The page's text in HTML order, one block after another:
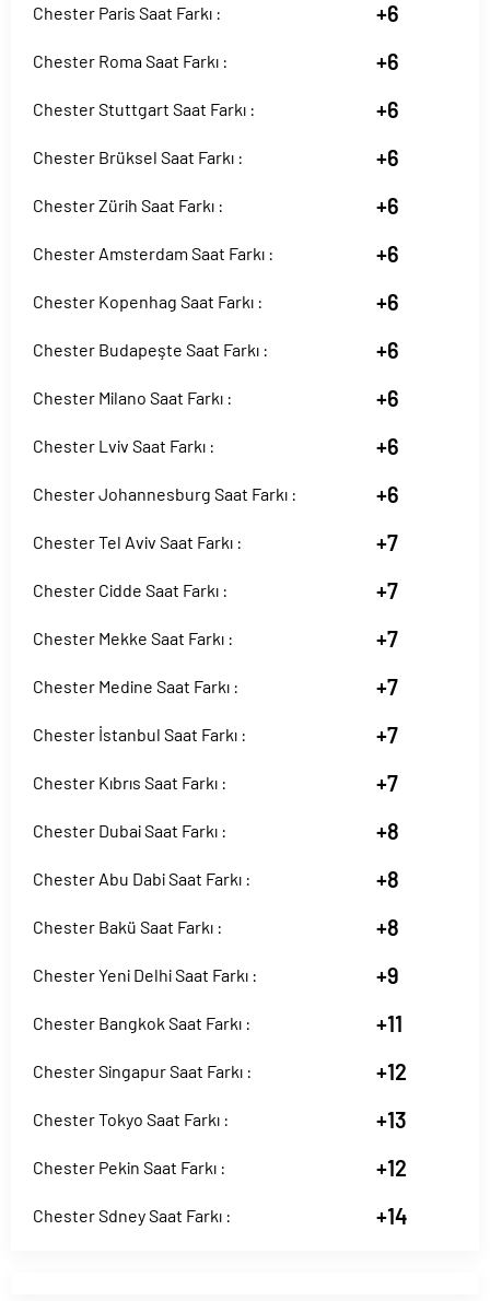
Chester Paris Saat Farkı : +6
Chester Roma Saat Farkı : +6
Chester Stuttgart Saat Farkı : +6
Chester Brüksel Saat Farkı : +6
Chester Zürih Saat Farkı : +6
Chester Amsterdam Saat Farkı : +6
Chester Kopenhag Saat Farkı : +6
Chester Budapeşte Saat Farkı : +6
Chester Milano Saat Farkı : +6
Chester Lviv Saat Farkı : +6
Chester Johannesburg Saat Farkı : +6
Chester Tel Aviv Saat Farkı : +7
Chester Cidde Saat Farkı : +7
Chester Mekke Saat Farkı : +7
Chester Medine Saat Farkı : +7
Chester İstanbul Saat Farkı : +7
Chester Kıbrıs Saat Farkı : +7
Chester Dubai Saat Farkı : +8
Chester Abu Dabi Saat Farkı : +8
Chester Bakü Saat Farkı : +8
Chester Yeni Delhi Saat Farkı : +9
Chester Bangkok Saat Farkı : +11
Chester Singapur Saat Farkı : +12
Chester Tokyo Saat Farkı : +13
Chester Pekin Saat Farkı : +12
Chester Sdney Saat Farkı : +14